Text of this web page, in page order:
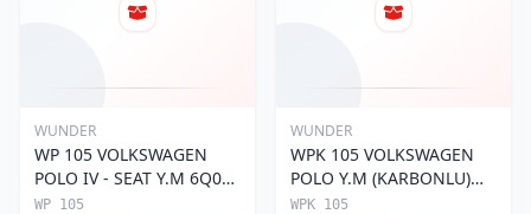
WUNDER
WP 105 VOLKSWAGEN
POLO IV - SEAT Y.M 6Q0
820 367 Polen Filtresi
WP 105
WUNDER
WPK 105 VOLKSWAGEN
POLO Y.M (KARBONLU)
6Q0 819 653 Polen Filtresi
WPK 105